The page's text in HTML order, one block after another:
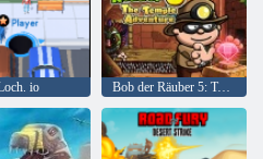
io Bob der Räuber 5: Tempelabenteuer